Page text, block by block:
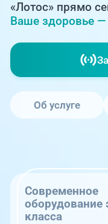
PreventAGE
«Лотос» прямо
Ваше здоровье —
Об услуге
Современное
оборудование
класса